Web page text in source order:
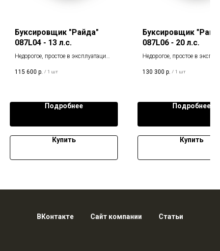
Буксировщик "Райда"
087L04 - 13 л.с.
Недорогое, простое в эксплуатации,
средство.
115 600 р. / 1 шт
Подробнее
Купить
Буксировщик
087L06 - 20 л.с.
Недорогое, простое в
средство.
130 300 р. / 1 шт
Подробнее
Купить
ВКонтакте Сайт компании Статьи